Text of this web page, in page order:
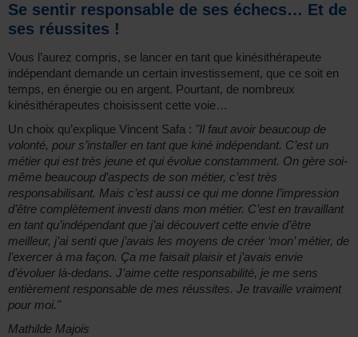
Se sentir responsable de ses échecs… Et de
ses réussites !
Vous l’aurez compris, se lancer en tant que kinésithérapeute
indépendant demande un certain investissement, que ce soit en
temps, en énergie ou en argent. Pourtant, de nombreux
kinésithérapeutes choisissent cette voie…
Un choix qu’explique Vincent Safa : "Il faut avoir beaucoup de
volonté, pour s’installer en tant que kiné indépendant. C’est un
métier qui est très jeune et qui évolue constamment. On gère soi-
même beaucoup d’aspects de son métier, c’est très
responsabilisant. Mais c’est aussi ce qui me donne l’impression
d’être complètement investi dans mon métier. C’est en travaillant
en tant qu’indépendant que j’ai découvert cette envie d’être
meilleur, j’ai senti que j’avais les moyens de créer ‘mon’ métier, de
l’exercer à ma façon. Ça me faisait plaisir et j’avais envie
d’évoluer là-dedans. J’aime cette responsabilité, je me sens
entièrement responsable de mes réussites. Je travaille vraiment
pour moi."
Mathilde Majois